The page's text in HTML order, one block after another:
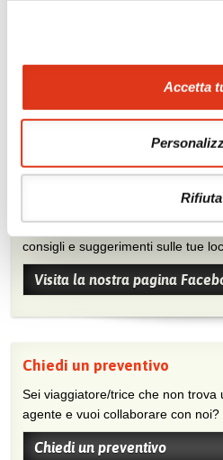
Accetta
Rifiuta
Mostraci le tue foto su
Condividi con gli altri viaggiatori le
consigli e suggerimenti sulle tue
Visita la nostra pagina
Chiedi un preventivo
Sei viaggiatore/trice che non trova un’agenzia vicina o sei
agente e vuoi collaborare con noi?
Chiedi un preventivo